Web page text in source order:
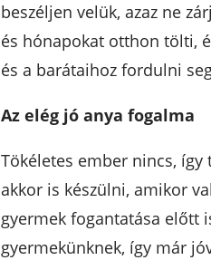
beszéljen velük, azaz ne
és hónapokat otthon tölti,
és a barátaihoz fordulni
Az elég jó anya fogalma
Tökéletes ember nincs, így
akkor is készülni, amikor
gyermek fogantatása előtt
gyermekünknek, így már